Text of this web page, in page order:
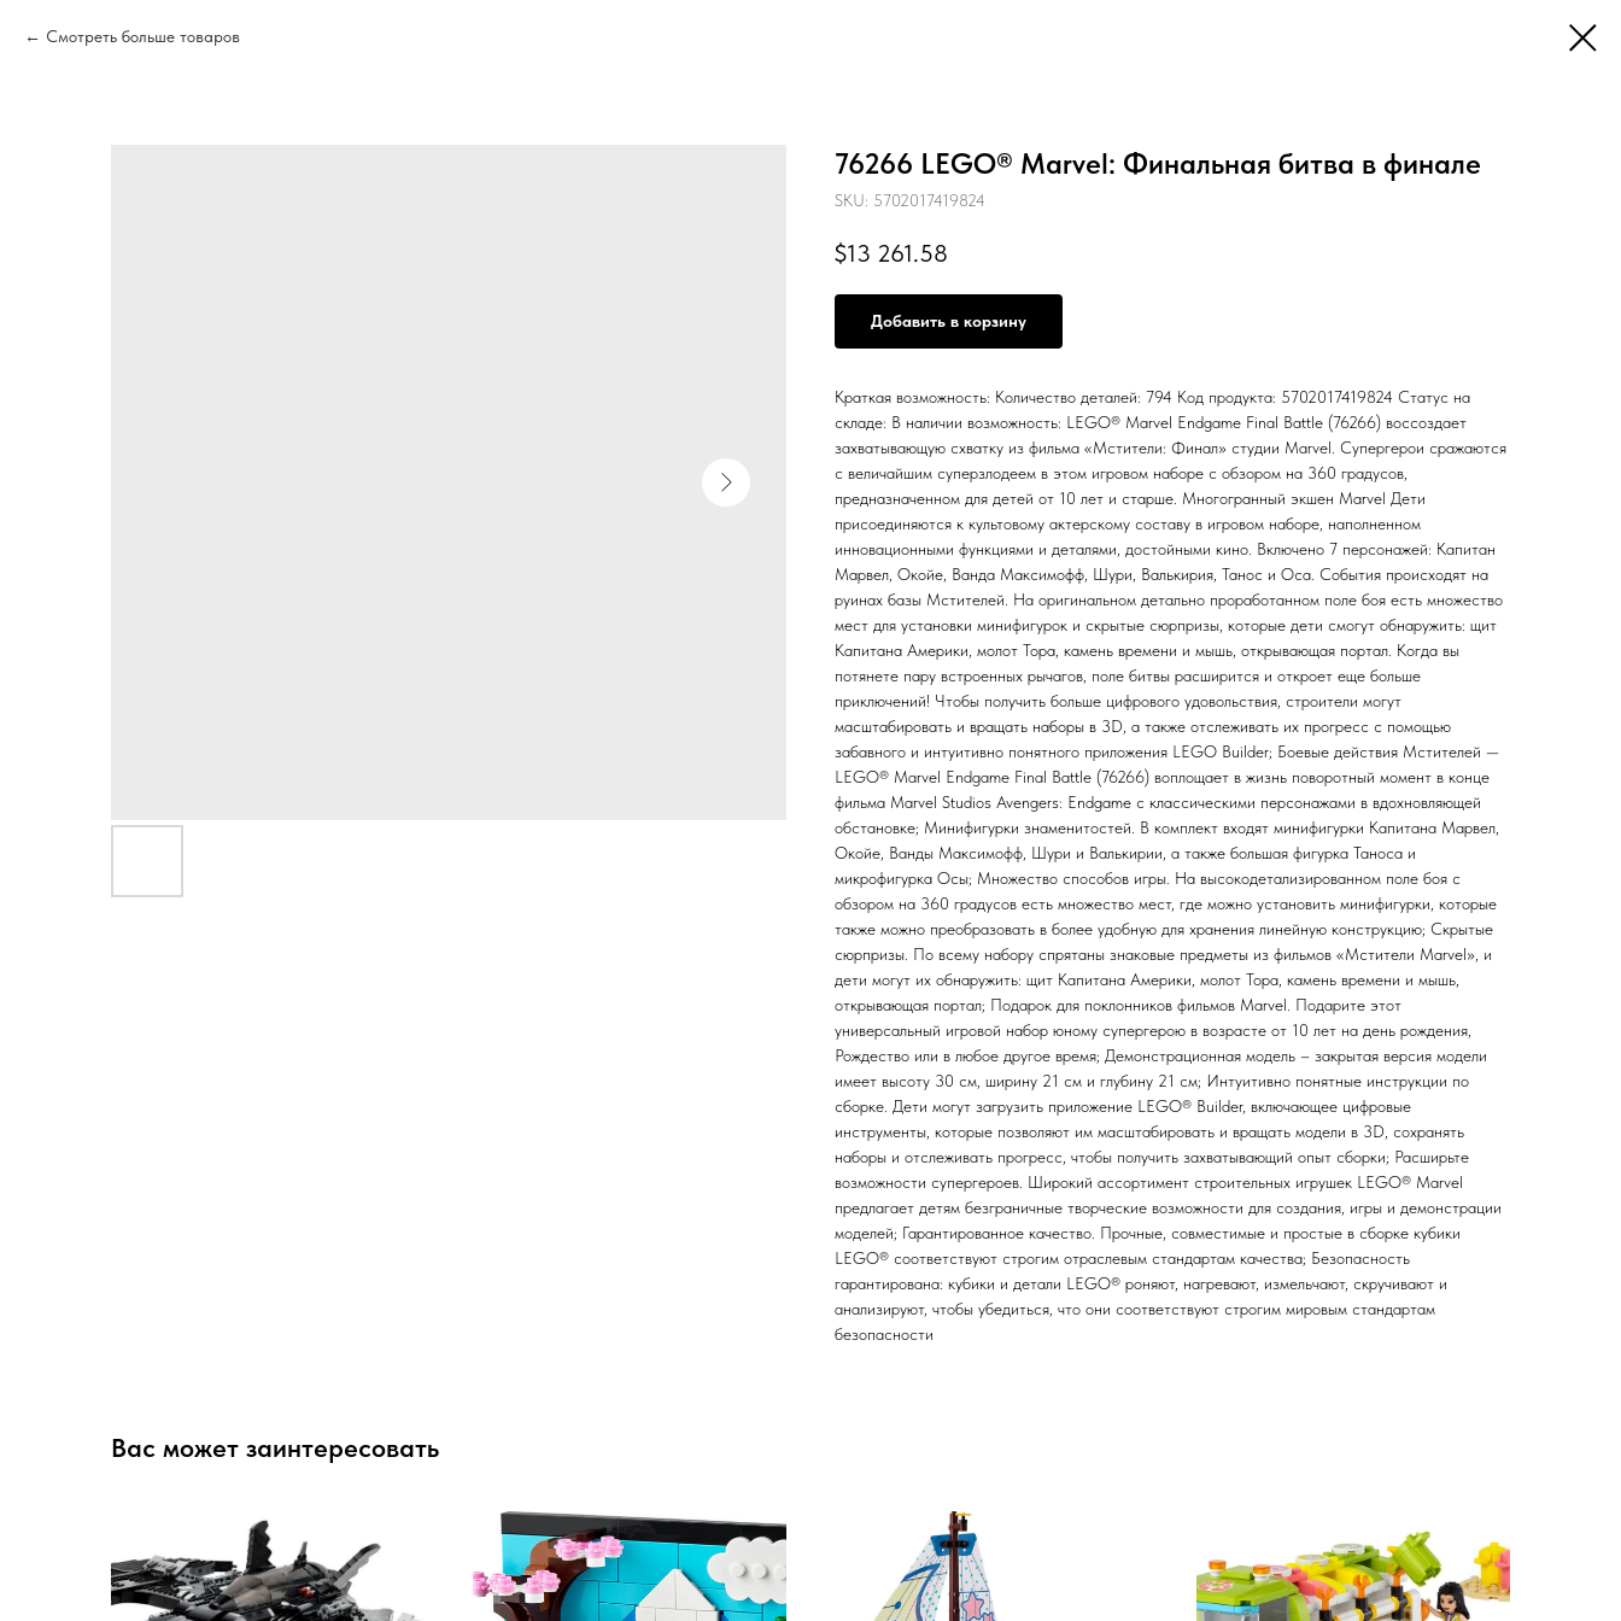
Смотреть больше товаров
76266 LEGO® Marvel: Финальная битва в финале
SKU: 5702017419824
$13 261.58
Добавить в корзину
Краткая возможность: Количество деталей: 794 Код продукта: 5702017419824 Статус на
складе: В наличии возможность: LEGO® Marvel Endgame Final Battle (76266) воссоздает
захватывающую схватку из фильма «Мстители: Финал» студии Marvel. Супергерои сражаются
с величайшим суперзлодеем в этом игровом наборе с обзором на 360 градусов,
предназначенном для детей от 10 лет и старше. Многогранный экшен Marvel Дети
присоединяются к культовому актерскому составу в игровом наборе, наполненном
инновационными функциями и деталями, достойными кино. Включено 7 персонажей: Капитан
Марвел, Окойе, Ванда Максимофф, Шури, Валькирия, Танос и Оса. События происходят на
руинах базы Мстителей. На оригинальном детально проработанном поле боя есть множество
мест для установки минифигурок и скрытые сюрпризы, которые дети смогут обнаружить: щит
Капитана Америки, молот Тора, камень времени и мышь, открывающая портал. Когда вы
потянете пару встроенных рычагов, поле битвы расширится и откроет еще больше
приключений! Чтобы получить больше цифрового удовольствия, строители могут
масштабировать и вращать наборы в 3D, а также отслеживать их прогресс с помощью
забавного и интуитивно понятного приложения LEGO Builder; Боевые действия Мстителей —
LEGO® Marvel Endgame Final Battle (76266) воплощает в жизнь поворотный момент в конце
фильма Marvel Studios Avengers: Endgame с классическими персонажами в вдохновляющей
обстановке; Минифигурки знаменитостей. В комплект входят минифигурки Капитана Марвел,
Окойе, Ванды Максимофф, Шури и Валькирии, а также большая фигурка Таноса и
микрофигурка Осы; Множество способов игры. На высокодетализированном поле боя с
обзором на 360 градусов есть множество мест, где можно установить минифигурки, которые
также можно преобразовать в более удобную для хранения линейную конструкцию; Скрытые
сюрпризы. По всему набору спрятаны знаковые предметы из фильмов «Мстители Marvel», и
дети могут их обнаружить: щит Капитана Америки, молот Тора, камень времени и мышь,
открывающая портал; Подарок для поклонников фильмов Marvel. Подарите этот
универсальный игровой набор юному супергерою в возрасте от 10 лет на день рождения,
Рождество или в любое другое время; Демонстрационная модель – закрытая версия модели
имеет высоту 30 см, ширину 21 см и глубину 21 см; Интуитивно понятные инструкции по
сборке. Дети могут загрузить приложение LEGO® Builder, включающее цифровые
инструменты, которые позволяют им масштабировать и вращать модели в 3D, сохранять
наборы и отслеживать прогресс, чтобы получить захватывающий опыт сборки; Расширьте
возможности супергероев. Широкий ассортимент строительных игрушек LEGO® Marvel
предлагает детям безграничные творческие возможности для создания, игры и демонстрации
моделей; Гарантированное качество. Прочные, совместимые и простые в сборке кубики
LEGO® соответствуют строгим отраслевым стандартам качества; Безопасность
гарантирована: кубики и детали LEGO® роняют, нагревают, измельчают, скручивают и
анализируют, чтобы убедиться, что они соответствуют строгим мировым стандартам
безопасности
Вас может заинтересовать